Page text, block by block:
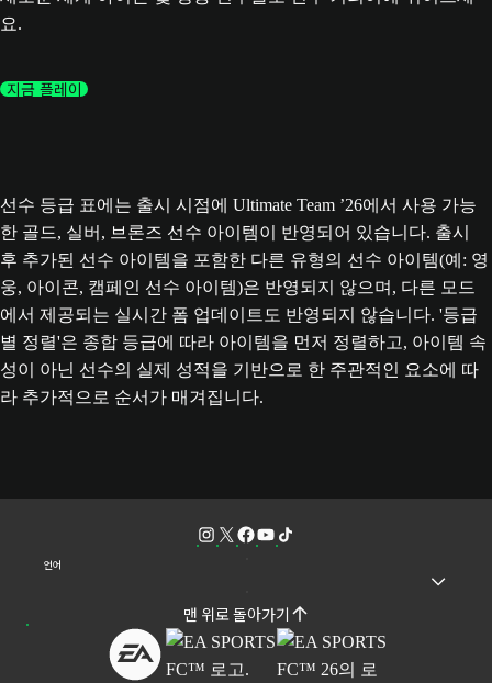
요.
지금 플레이
선수 등급 표에는 출시 시점에 Ultimate Team ’26에서 사용 가능
한 골드, 실버, 브론즈 선수 아이템이 반영되어 있습니다. 출시
후 추가된 선수 아이템을 포함한 다른 유형의 선수 아이템(예: 영
웅, 아이콘, 캠페인 선수 아이템)은 반영되지 않으며, 다른 모드
에서 제공되는 실시간 폼 업데이트도 반영되지 않습니다. '등급
별 정렬'은 종합 등급에 따라 아이템을 먼저 정렬하고, 아이템 속
성이 아닌 선수의 실제 성적을 기반으로 한 주관적인 요소에 따
라 추가적으로 순서가 매겨집니다.
언어
맨 위로 돌아가기